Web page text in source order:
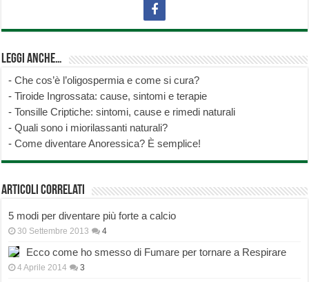
Leggi anche…
-Che cos’è l’oligospermia e come si cura?
-Tiroide Ingrossata: cause, sintomi e terapie
-Tonsille Criptiche: sintomi, cause e rimedi naturali
-Quali sono i miorilassanti naturali?
-Come diventare Anoressica? È semplice!
Articoli correlati
5 modi per diventare più forte a calcio
30 Settembre 2013 4
Ecco come ho smesso di Fumare per tornare a Respirare
4 Aprile 2014 3